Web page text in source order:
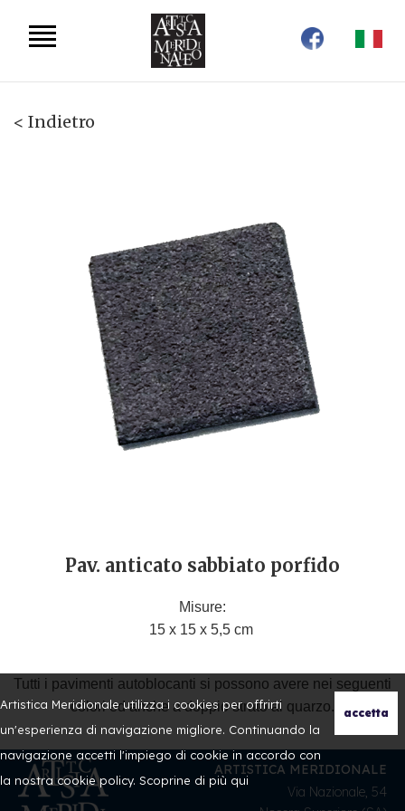
Artistica Meridionale utilizza i cookies per offrirti
un'esperienza di navigazione migliore. Continuando la
navigazione accetti l'impiego di cookie in accordo con
la nostra cookie policy. Scoprine di più qui
< Indietro
Pav. anticato sabbiato porfido
Misure:
15 x 15 x 5,5 cm
Tutti i pavimenti autoblocanti si possono avere nei seguenti
colori ed anche a doppio strato al quarzo.
ARTISTICA MERIDIONALE
Via Nazionale, 54